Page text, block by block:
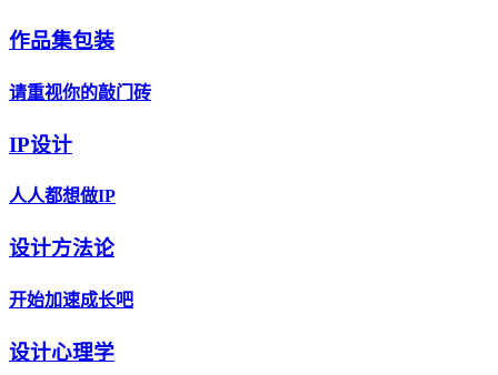
作品集包装
请重视你的敲门砖
IP设计
人人都想做IP
设计方法论
开始加速成长吧
设计心理学